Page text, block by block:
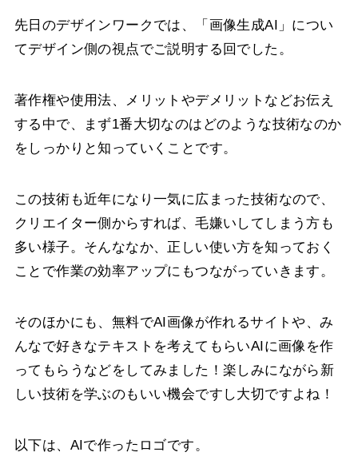
先日のデザインワークでは、「画像生成AI」につい
てデザイン側の視点でご説明する回でした。
著作権や使用法、メリットやデメリットなどお伝え
する中で、まず1番大切なのはどのような技術なのか
をしっかりと知っていくことです。
この技術も近年になり一気に広まった技術なので、
クリエイター側からすれば、毛嫌いしてしまう方も
多い様子。そんななか、正しい使い方を知っておく
ことで作業の効率アップにもつながっていきます。
そのほかにも、無料でAI画像が作れるサイトや、み
んなで好きなテキストを考えてもらいAIに画像を作
ってもらうなどをしてみました！楽しみにながら新
しい技術を学ぶのもいい機会ですし大切ですよね！
以下は、AIで作ったロゴです。